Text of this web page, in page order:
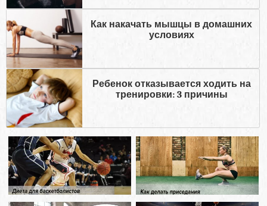
Как накачать мышцы в домашних
условиях
Ребенок отказывается ходить на
тренировки: 3 причины